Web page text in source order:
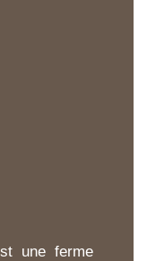
une ferme